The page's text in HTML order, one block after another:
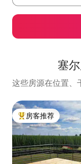
塞
这些房源在位置、
热门「房客推荐」
房客推荐